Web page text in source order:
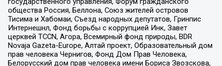
общества Россия, Беллона, Союз жителей островов
Тисима и Хабомаи, Съезд народных депутатов, Гринпис
Интернешнл, Фонд борьбы с коррупцией Инк, Завет
церквей TCCN, Агора, Всемирный фонд природы, BDR
Novaja Gazeta-Europe, Алтай проект, Образовательный дом
прав человека Чернигов, Фонд Дом Прав Человека,
Белорусский дом прав человека имени Бориса Звозскова,